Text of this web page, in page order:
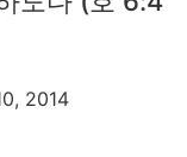
2014